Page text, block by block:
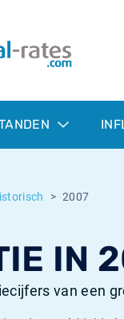
2007
IN
van een